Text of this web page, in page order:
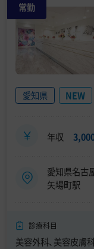
常勤
愛知県 NEW
年収
愛知県名古
矢場町駅
診療科目
美容外科、美容皮膚